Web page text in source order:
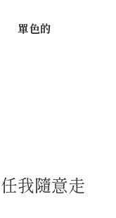
單色的
我隨意走